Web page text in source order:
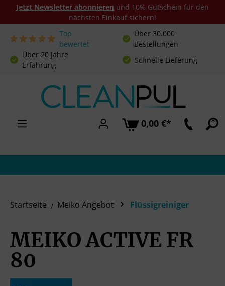
Zum Hauptinhalt springen
Top
bewertet
Über 30.000
Bestellungen
Über 20 Jahre
Erfahrung
Schnelle Lieferung
0,00 €*
Startseite Meiko Angebot Flüssigreiniger
MEIKO ACTIVE FR
80
Jetzt Newsletter abonnieren und 10% Gutschein für den
nächsten Einkauf sichern!